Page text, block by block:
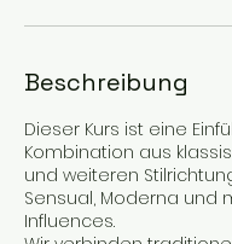
Beschreibung
Dieser Kurs ist eine
Kombination aus
und weiteren
Sensual, Moderna und
Influences.